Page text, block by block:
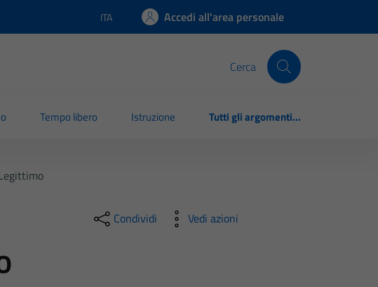
Lingua attiva:
ITA Accedi all'area personale
Cerca
Tempo libero Istruzione Tutti gli argomenti...
Condividi Vedi azioni